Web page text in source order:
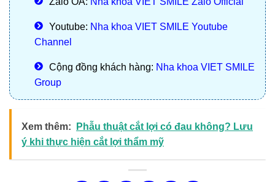
Youtube: Nha khoa VIET SMILE Youtube
Channel
Cộng đồng khách hàng: Nha khoa VIET SMILE
Group
Xem thêm:
Phẫu thuật cắt lợi có đau không? Lưu
ý khi thực hiện cắt lợi thẩm mỹ